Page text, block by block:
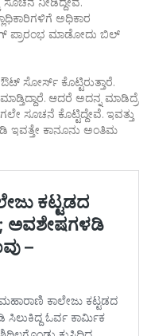
ಅಧಿಕಾರ
ಪ್ರಾರಂಭ ಮಾಡೋದು ಬಿಲ್
ಸೋರ್ಸ್ ಕೊಟ್ಟಿರುತ್ತಾರೆ.
ಆದರೆ ಅದನ್ನ ಮಾಡಿದ್ರೆ
ಸೂಚನೆ ಕೊಟ್ಟಿದ್ದೇವೆ‌. ಇವತ್ತು
ಇವತ್ತೇ ಕಾನೂನು ಅಂತಿಮ